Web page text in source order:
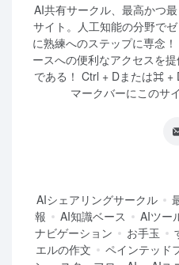
AI共有サークル、最高かつ
サイト。人工知能の分野で
に熟練へのステップに専念
ースへの便利なアクセスを
である！ Ctrl + Dまたは⌘ +
マークバーにこのサ
AIシェアリングサークル
報
AI知識ベース AIツー
ナビゲーション
お手玉
エルの作文
ペインテッド